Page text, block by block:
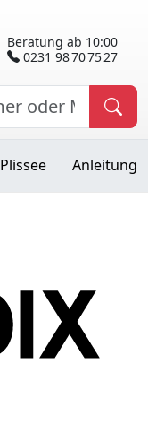
Beratung ab 10:00
0231 98 70 75 27
Plissee Anleitung